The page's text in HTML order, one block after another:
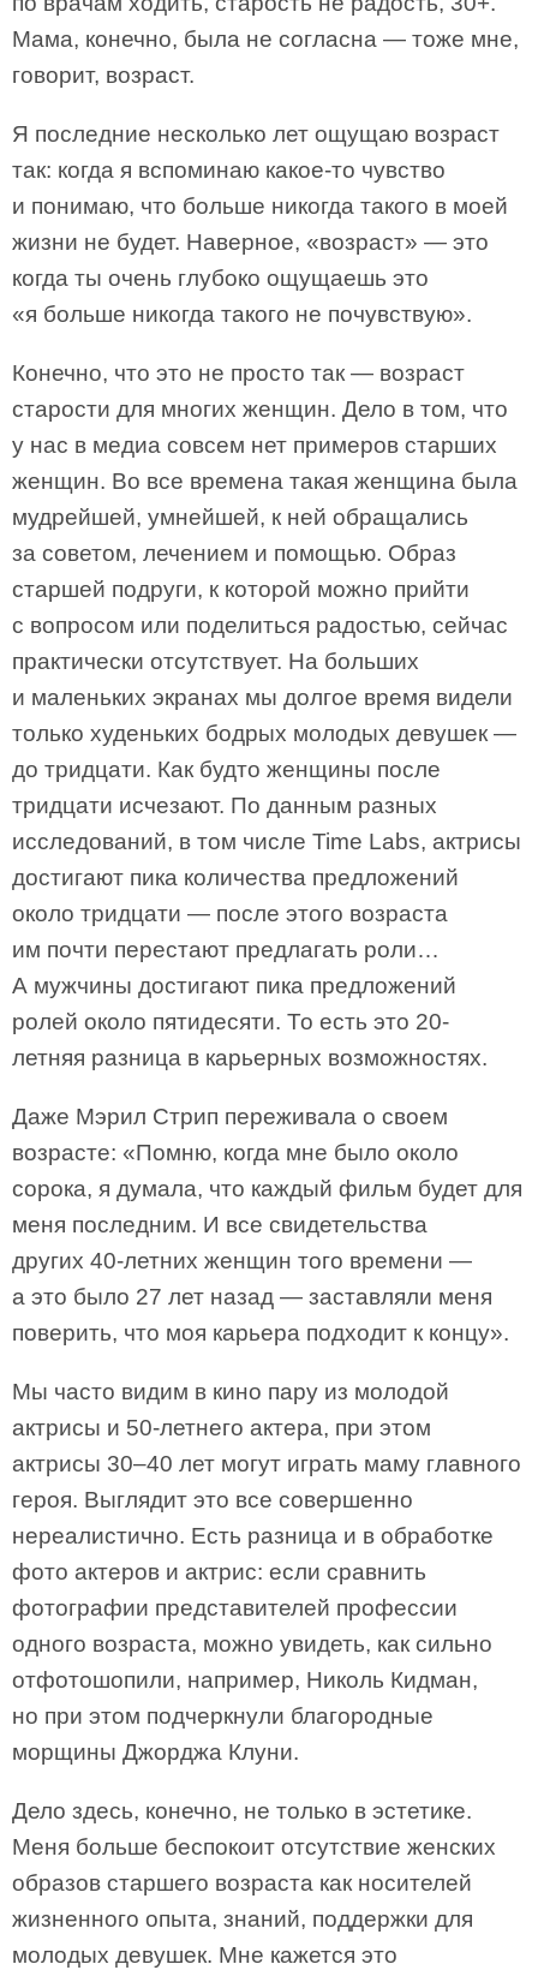
Мама, конечно, была не согласна — тоже мне,
говорит, возраст.
Я последние несколько лет ощущаю возраст
так: когда я вспоминаю какое-то чувство
и понимаю, что больше никогда такого в моей
жизни не будет. Наверное, «возраст» — это
когда ты очень глубоко ощущаешь это
«я больше никогда такого не почувствую».
Конечно, что это не просто так — возраст
старости для многих женщин. Дело в том, что
у нас в медиа совсем нет примеров старших
женщин. Во все времена такая женщина была
мудрейшей, умнейшей, к ней обращались
за советом, лечением и помощью. Образ
старшей подруги, к которой можно прийти
с вопросом или поделиться радостью, сейчас
практически отсутствует. На больших
и маленьких экранах мы долгое время видели
только худеньких бодрых молодых девушек —
до тридцати. Как будто женщины после
тридцати исчезают. По данным разных
исследований, в том числе Time Labs, актрисы
достигают пика количества предложений
около тридцати — после этого возраста
им почти перестают предлагать роли…
А мужчины достигают пика предложений
ролей около пятидесяти. То есть это 20-
летняя разница в карьерных возможностях.
Даже Мэрил Стрип переживала о своем
возрасте: «Помню, когда мне было около
сорока, я думала, что каждый фильм будет для
меня последним. И все свидетельства
других 40-летних женщин того времени —
а это было 27 лет назад — заставляли меня
поверить, что моя карьера подходит к концу».
Мы часто видим в кино пару из молодой
актрисы и 50-летнего актера, при этом
актрисы 30–40 лет могут играть маму главного
героя. Выглядит это все совершенно
нереалистично. Есть разница и в обработке
фото актеров и актрис: если сравнить
фотографии представителей профессии
одного возраста, можно увидеть, как сильно
отфотошопили, например, Николь Кидман,
но при этом подчеркнули благородные
морщины Джорджа Клуни.
Дело здесь, конечно, не только в эстетике.
Меня больше беспокоит отсутствие женских
образов старшего возраста как носителей
жизненного опыта, знаний, поддержки для
молодых девушек. Мне кажется это